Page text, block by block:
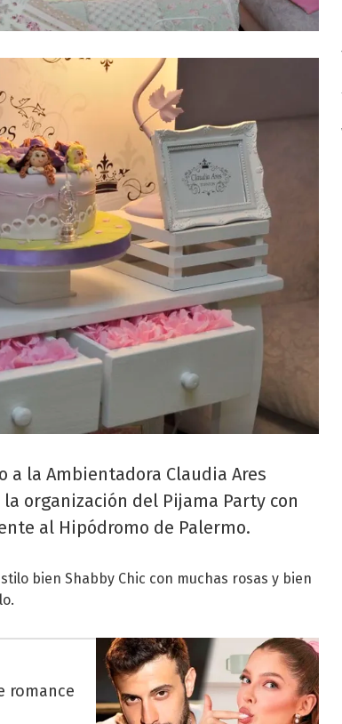
a la Ambientadora Claudia Ares
organización del Pijama Party con
al Hipódromo de Palermo.
bien Shabby Chic con muchas rosas y bien
romance